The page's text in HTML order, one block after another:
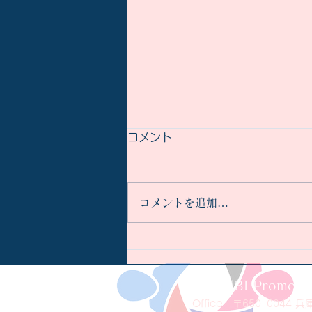
菜種油を選ぶなら“本物”を。
彌勒菜種油が選ばれる理由
コメント
コメントを追加…
MUSUBI
Office 〒650−0044 兵